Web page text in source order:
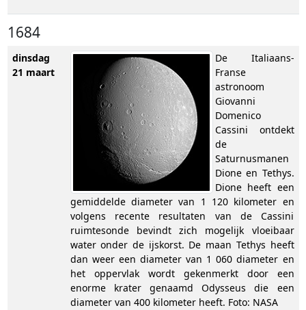
1684
dinsdag
21 maart
De Italiaans-
Franse
astronoom
Giovanni
Domenico
Cassini ontdekt
de
Saturnusmanen
Dione en Tethys.
Dione heeft een
gemiddelde diameter van 1 120 kilometer en
volgens recente resultaten van de Cassini
ruimtesonde bevindt zich mogelijk vloeibaar
water onder de ijskorst. De maan Tethys heeft
dan weer een diameter van 1 060 diameter en
het oppervlak wordt gekenmerkt door een
enorme krater genaamd Odysseus die een
diameter van 400 kilometer heeft. Foto: NASA